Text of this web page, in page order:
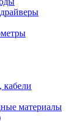
кабели
материалы